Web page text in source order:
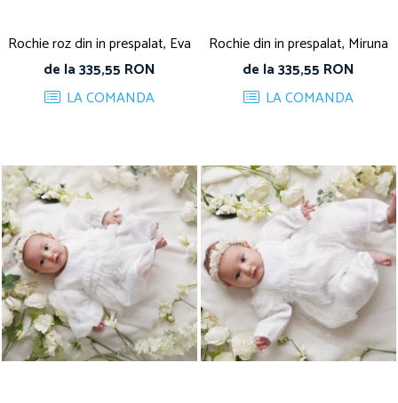
Rochie roz din in prespalat, Eva
de la 335,55 RON
LA COMANDA
Rochie din in prespalat, Miruna
de la 335,55 RON
LA COMANDA